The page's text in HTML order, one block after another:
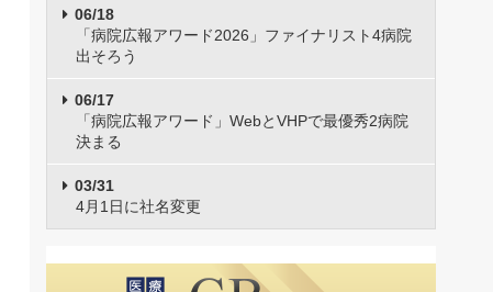
06/18
「病院広報アワード2026」ファイナリスト4病院
出そろう
06/17
「病院広報アワード」WebとVHPで最優秀2病院
決まる
03/31
4月1日に社名変更